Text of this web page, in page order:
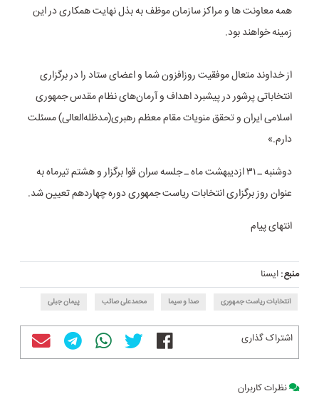
همه معاونت ها و مراکز سازمان موظف به بذل نهایت همکاری در این
زمینه خواهند بود.
از خداوند متعال موفقیت روزافزون شما و اعضای ستاد را در برگزاری
انتخاباتی پرشور در پیشبرد اهداف و آرمان‌های نظام مقدس جمهوری
اسلامی ایران و تحقق منویات مقام معظم رهبری(مدظله‌العالی) مسئلت
دارم.»
دوشنبه ـ ۳۱ ازدیبهشت ماه ـ جلسه سران قوا برگزار و هشتم تیرماه به
عنوان روز برگزاری انتخابات ریاست جمهوری دوره چهاردهم تعیین شد.
انتهای پیام
منبع:ایسنا
انتخابات ریاست جمهوری صدا و سیما محمدعلی صائب پیمان جبلی
اشتراک گذاری
نظرات کاربران